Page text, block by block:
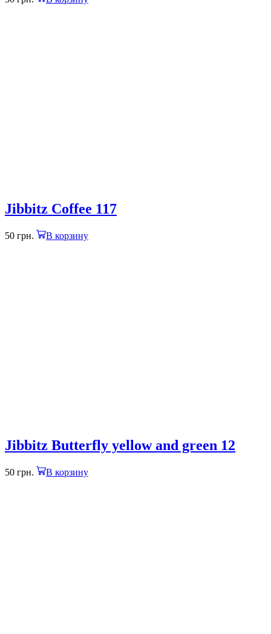
Jibbitz Coffee 117
50 грн. В корзину
Jibbitz Butterfly yellow and green 12
50 грн. В корзину